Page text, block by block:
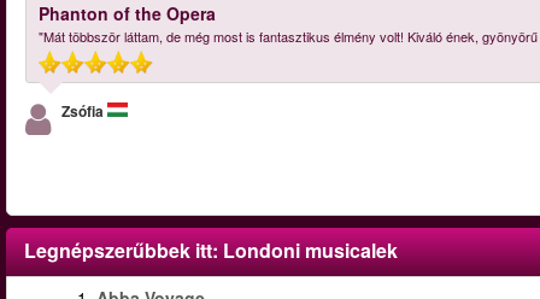
Phanton of the Opera
"Mát többször láttam, de még most is fantasztikus élmény volt! Kiváló ének,
Zsófia
Legnépszerűbbek itt:Londoni musicalek